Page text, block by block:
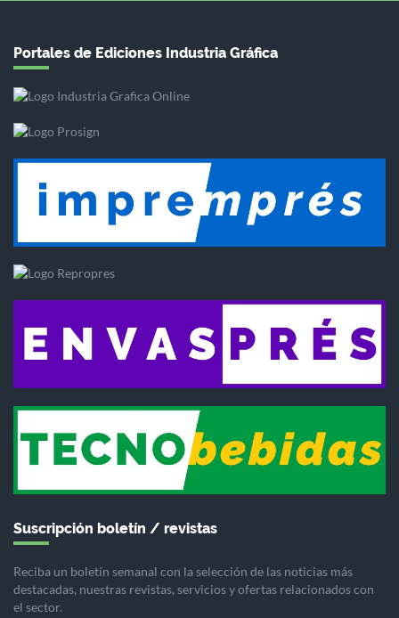
Portales de Ediciones Industria Gráfica
Suscripción boletín / revistas
Reciba un boletín semanal con la selección de las noticias más
destacadas, nuestras revistas, servicios y ofertas relacionados con
el sector.